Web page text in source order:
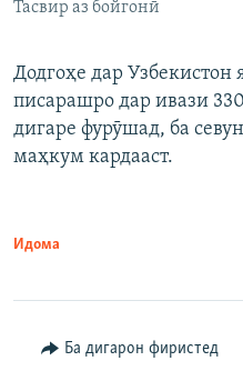
Тасвир аз бойгонӣ
Додгоҳе дар Узбекистон
писарашро дар ивази
дигаре фурӯшад, ба
маҳкум кардааст.
Идома
Ба дигарон фиристед